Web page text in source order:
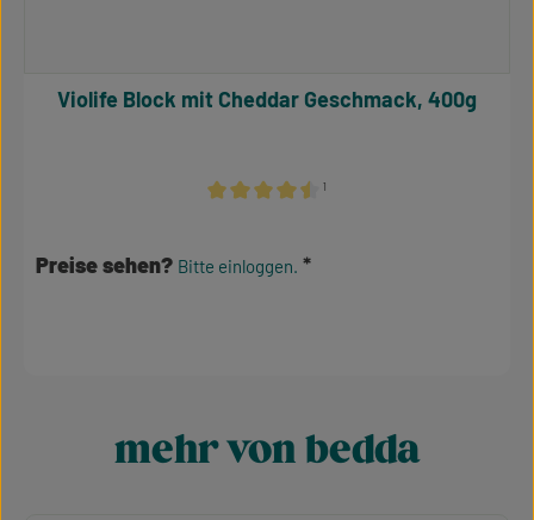
¹
Violife Block mit Cheddar Geschmack, 400g
Preise sehen? Bitte einloggen.
Produktgalerie überspringen
mehr von bedda